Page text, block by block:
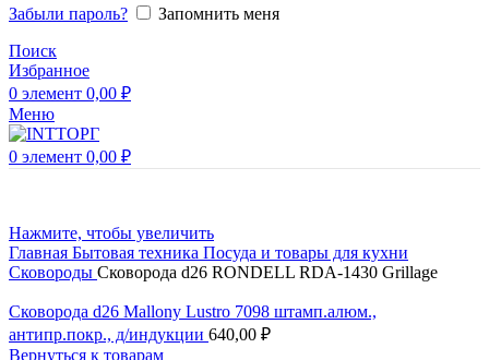
Забыли пароль?
Запомнить меня
Поиск
Избранное
0 элемент 0,00 ₽
Меню
0 элемент 0,00 ₽
Нажмите, чтобы увеличить
Главная Бытовая техника Посуда и товары для кухни
Сковороды Сковорода d26 RONDELL RDA-1430 Grillage
Сковорода d26 Mallony Lustro 7098 штамп.алюм.,
антипр.покр., д/индукции 640,00 ₽
Вернуться к товарам